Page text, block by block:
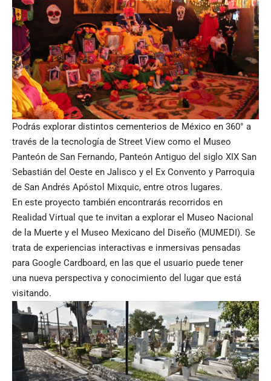
Podrás explorar distintos cementerios de México en 360° a
través de la tecnología de Street View como el Museo
Panteón de San Fernando, Panteón Antiguo del siglo XIX San
Sebastián del Oeste en Jalisco y el Ex Convento y Parroquia
de San Andrés Apóstol Mixquic, entre otros lugares.
En este proyecto también encontrarás recorridos en
Realidad Virtual que te invitan a explorar el Museo Nacional
de la Muerte y el Museo Mexicano del Diseño (MUMEDI). Se
trata de experiencias interactivas e inmersivas pensadas
para Google Cardboard, en las que el usuario puede tener
una nueva perspectiva y conocimiento del lugar que está
visitando.